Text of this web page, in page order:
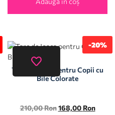
-20%
Tarc de Joaca pentru Copii cu
Bile Colorate
210,00Ron 168,00 Ron